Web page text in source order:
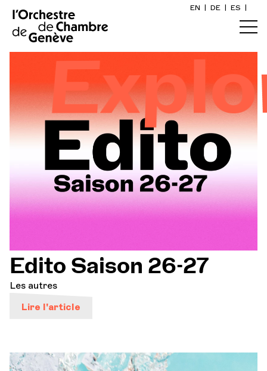
EN DE ES
Edito Saison 26-27
Les autres
Lire l'article
Accueil
Calendrier
Acheter un billet
Infos pratiques
Explorer